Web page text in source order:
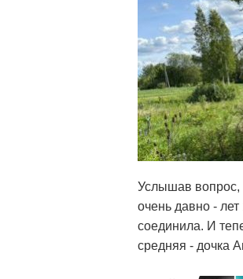
Услышав вопрос,
очень давно -
соединила. И
средняя - дочка